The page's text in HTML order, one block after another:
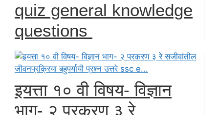
quiz general knowledge
questions
इयत्ता १० वी विषय- विज्ञान
भाग- २ प्रकरण ३ रे